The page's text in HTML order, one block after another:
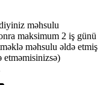
məhsulu
maksimum 2 iş günü
məhsulu əldə etmiş
etməmisinizsə)